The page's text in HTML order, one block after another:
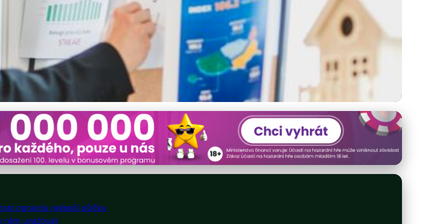
Chytře: Nejlepší Rady pro Výběr Půjčky v
opravdu nejlepší půjčku
něm uvažovat